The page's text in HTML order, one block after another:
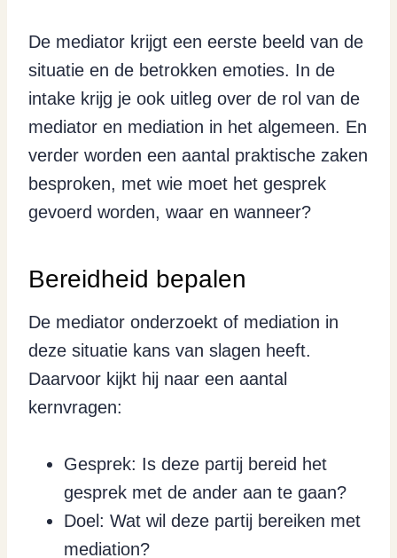
De mediator krijgt een eerste beeld van de
situatie en de betrokken emoties. In de
intake krijg je ook uitleg over de rol van de
mediator en mediation in het algemeen. En
verder worden een aantal praktische zaken
besproken, met wie moet het gesprek
gevoerd worden, waar en wanneer?
Bereidheid bepalen
De mediator onderzoekt of mediation in
deze situatie kans van slagen heeft.
Daarvoor kijkt hij naar een aantal
kernvragen:
Gesprek: Is deze partij bereid het
gesprek met de ander aan te gaan?
Doel: Wat wil deze partij bereiken met
mediation?